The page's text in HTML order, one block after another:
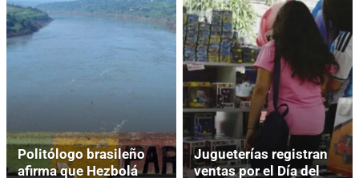
Politólogo brasileño
afirma que Hezbolá
Jugueterías registran
ventas por el Día del